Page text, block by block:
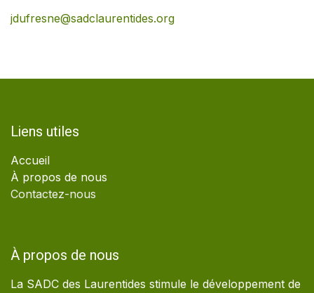
jdufresne@sadclaurentides.org
Liens utiles
Accueil
À propos de nous
Contactez-nous
À propos de nous
La SADC des Laurentides stimule le développement de